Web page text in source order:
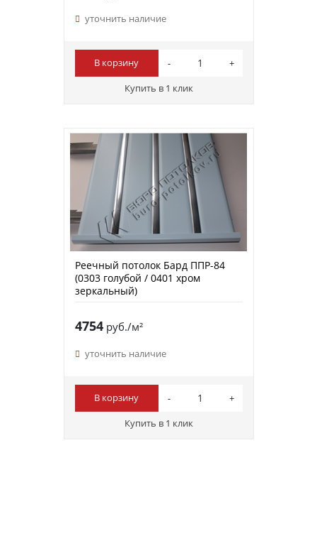
уточнить наличие
В корзину
Купить в 1 клик
Реечный потолок Бард ППР-84
(0303 голубой / 0401 хром
зеркальный)
4754руб./м²
уточнить наличие
В корзину
Купить в 1 клик